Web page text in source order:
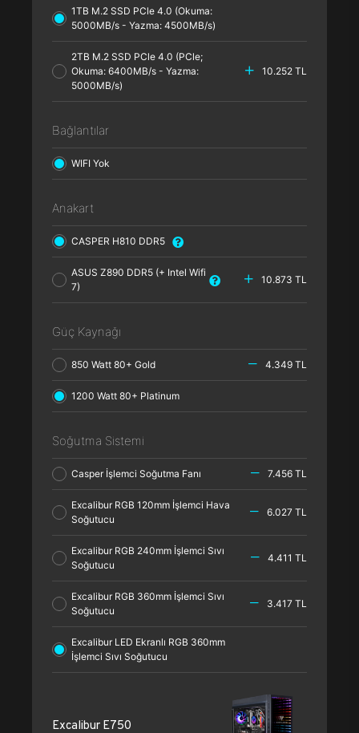
1TB M.2 SSD PCle 4.0 (Okuma:
5000MB/s - Yazma: 4500MB/s)
2TB M.2 SSD PCle 4.0 (PCle;
Okuma: 6400MB/s - Yazma:
5000MB/s)
10.252 TL
Bağlantılar
WIFI Yok
Anakart
CASPER H810 DDR5
ASUS Z890 DDR5 (+ Intel Wifi
7)
10.873 TL
Güç Kaynağı
850 Watt 80+ Gold 4.349 TL
1200 Watt 80+ Platinum
Soğutma Sistemi
Casper İşlemci Soğutma Fanı 7.456 TL
Excalibur RGB 120mm İşlemci Hava
Soğutucu
6.027 TL
Excalibur RGB 240mm İşlemci Sıvı
Soğutucu
4.411 TL
Excalibur RGB 360mm İşlemci Sıvı
Soğutucu
3.417 TL
Excalibur LED Ekranlı RGB 360mm
İşlemci Sıvı Soğutucu
Excalibur E750